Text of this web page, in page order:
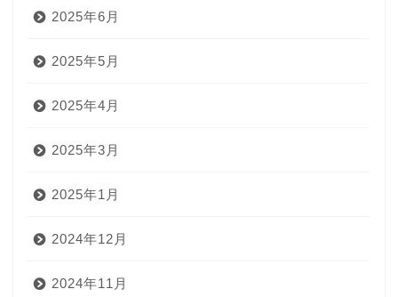
2025年6月
2025年5月
2025年4月
2025年3月
2025年1月
2024年12月
2024年11月